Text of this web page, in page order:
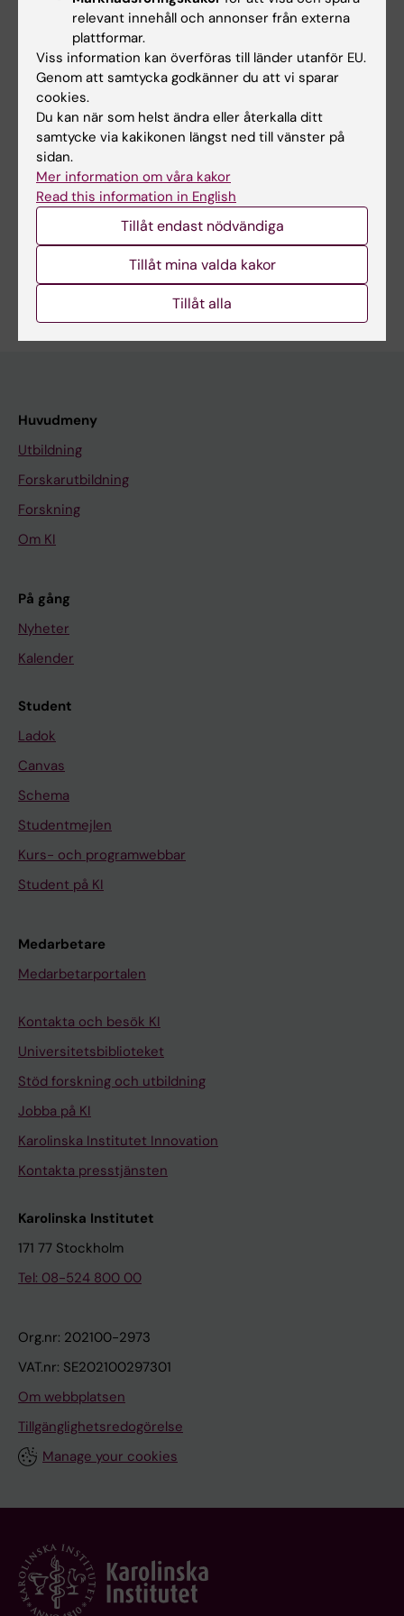
Sy MP; Frey S; Baldissera A; Pineda RC; Toribio
REPORT:2024
Évaluation du projet « Pas à Pas +
Frey S; Greppin- Bécherraz C; Ribeiro C;
Schoeb V; Wirz M; Haas M
Alla författare
Forskningsområden:
Arbetsterapi
Är du Sara Frey?
Huvudmeny
Utbildning
Forskarutbildning
Forskning
Om KI
På gång
Nyheter
Kalender
Student
Ladok
Canvas
Schema
Studentmejlen
Kurs- och programwebbar
Student på KI
Medarbetare
Medarbetarportalen
Kontakta och besök KI
Universitetsbiblioteket
Stöd forskning och utbildning
Jobba på KI
Karolinska Institutet Innovation
Kontakta presstjänsten
Karolinska Institutet
171 77 Stockholm
Tel: 08-524 800 00
Org.nr: 202100-2973
VAT.nr: SE202100297301
Om webbplatsen
Tillgänglighetsredogörelse
Manage your cookies
relevant innehåll och annonser från externa
plattformar.
Viss information kan överföras till länder utanför EU.
Genom att samtycka godkänner du att vi sparar
cookies.
Du kan när som helst ändra eller återkalla ditt
samtycke via kakikonen längst ned till vänster på
sidan.
Mer information om våra kakor
Read this information in English
Tillåt endast nödvändiga
Tillåt mina valda kakor
Tillåt alla